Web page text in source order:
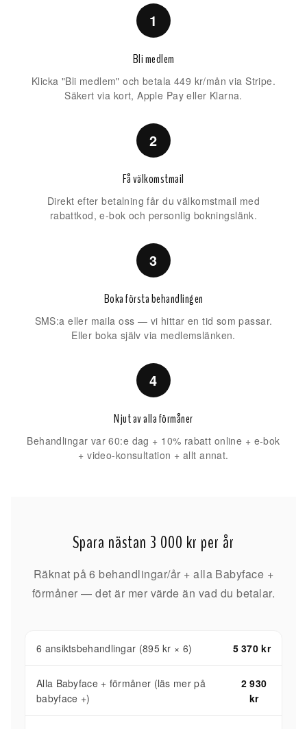
1
Bli medlem
Klicka "Bli medlem" och betala 449 kr/mån via Stripe.
Säkert via kort, Apple Pay eller Klarna.
2
Få välkomstmail
Direkt efter betalning får du välkomstmail med
rabattkod, e-bok och personlig bokningslänk.
3
Boka första behandlingen
SMS:a eller maila oss — vi hittar en tid som passar.
Eller boka själv via medlemslänken.
4
Njut av alla förmåner
Behandlingar var 60:e dag + 10% rabatt online + e-bok
+ video-konsultation + allt annat.
Spara nästan 3 000 kr per år
Räknat på 6 behandlingar/år + alla Babyface +
förmåner — det är mer värde än vad du betalar.
6 ansiktsbehandlingar (895 kr × 6) 5 370 kr
Alla Babyface + förmåner (läs mer på
babyface +)
2 930
kr